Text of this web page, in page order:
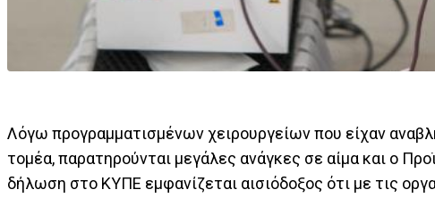
Λόγω προγραμματισμένων χειρουργείων που είχαν
τομέα, παρατηρούνται μεγάλες ανάγκες σε αίμα και ο
δήλωση στο ΚΥΠΕ εμφανίζεται αισιόδοξος ότι με τις